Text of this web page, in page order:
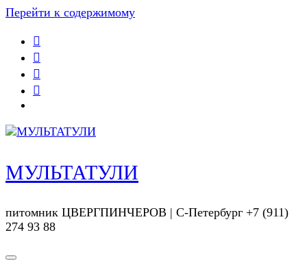
Перейти к содержимому
МУЛЬТАТУЛИ
питомник ЦВЕРГПИНЧЕРОВ | С-Петербург +7 (911)
274 93 88